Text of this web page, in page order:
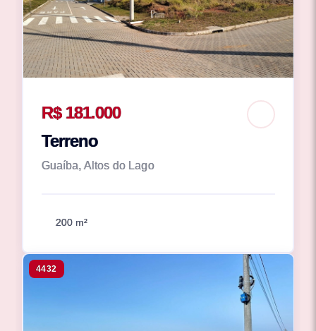
R$ 181.000
Terreno
Guaíba, Altos do Lago
200 m²
4432